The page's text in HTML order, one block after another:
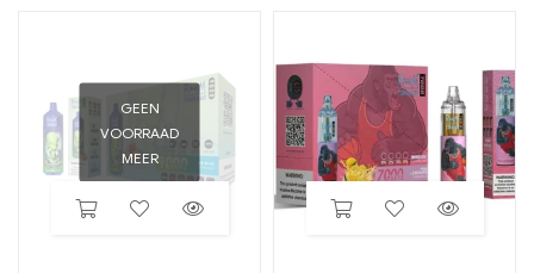
GEEN
VOORRAAD
MEER